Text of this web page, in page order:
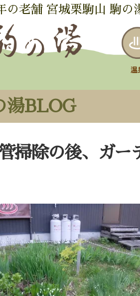
の老舗 宮城栗駒山 駒の
湯BLOG
掃除の後、ガー